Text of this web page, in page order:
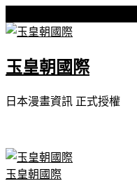
to
content
玉皇朝國際
日本漫畫資訊 正式授權
玉皇朝國際